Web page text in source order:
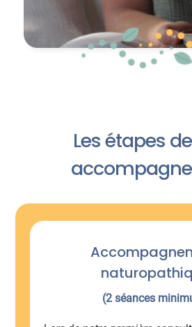
Les étapes
(2 séances